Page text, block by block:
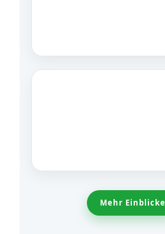
Mehr Einblicke